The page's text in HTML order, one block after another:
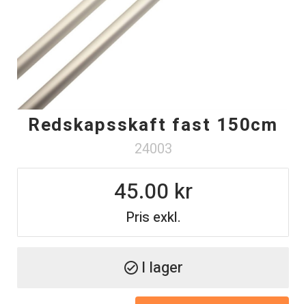
Redskapsskaft fast 150cm
24003
Pris exkl.
45.00
check_circle I lager